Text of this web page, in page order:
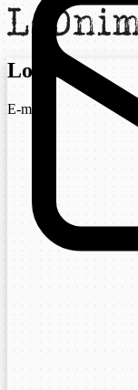
Login
E-mail